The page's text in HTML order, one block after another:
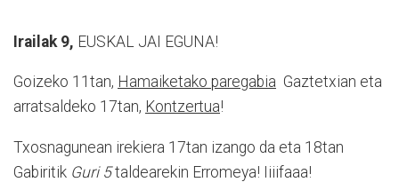
Irailak 9, EUSKAL JAI EGUNA!
Goizeko 11tan, Hamaiketako paregabia Gaztetxian eta
arratsaldeko 17tan, Kontzertua!
Txosnagunean irekiera 17tan izango da eta 18tan
Gabiritik Guri 5taldearekin Erromeya! Iiiifaaa!